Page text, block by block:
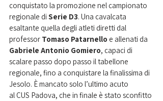
conquistato la promozione nel campionato
regionale di Serie D3. Una cavalcata
esaltante quella degli atleti diretti dal
professor Tomaso Patarnello e allenati da
Gabriele Antonio Gomiero, capaci di
scalare passo dopo passo il tabellone
regionale, fino a conquistare la finalissima di
Jesolo. È mancato solo l’ultimo acuto
al CUS Padova, che in finale è stato sconfitto